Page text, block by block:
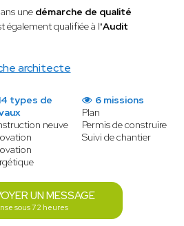
architecte
une démarche de qualité
également qualifiée à l'Audit
types de
neuve
6 missions
Plan
Permis de construire
Suivi de chantier
UN MESSAGE
sous 72 heures